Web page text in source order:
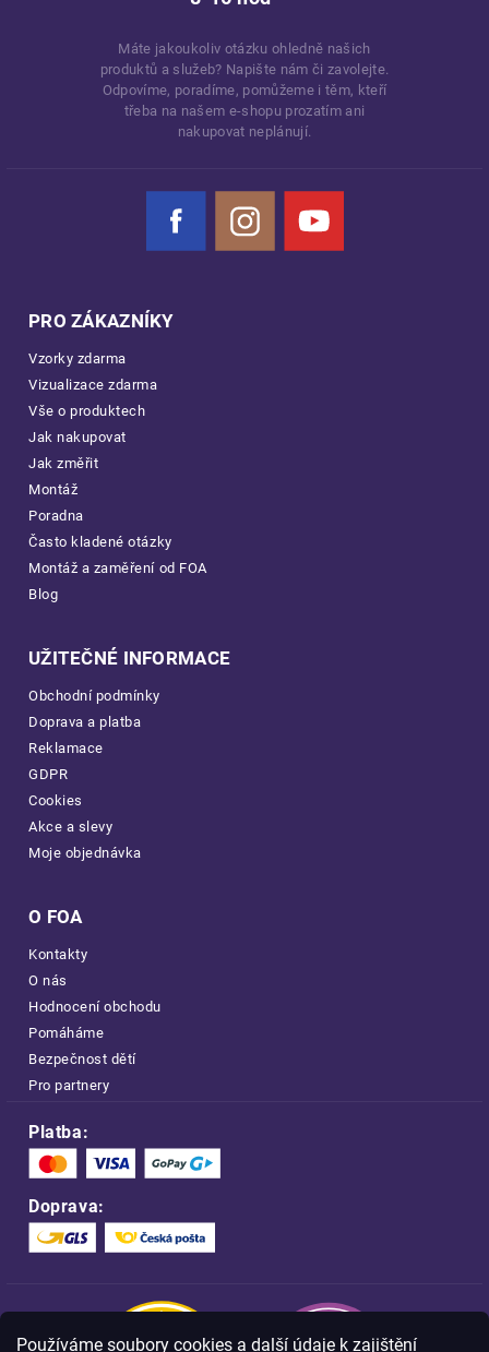
Používáme soubory cookies a další údaje k zajištění
Máte jakoukoliv otázku ohledně našich
produktů a služeb? Napište nám či zavolejte.
Odpovíme, poradíme, pomůžeme i těm, kteří
třeba na našem e-shopu prozatím ani
nakupovat neplánují.
Facebook Instagram YouTube
PRO ZÁKAZNÍKY
Vzorky zdarma
Vizualizace zdarma
Vše o produktech
Jak nakupovat
Jak změřit
Montáž
Poradna
Často kladené otázky
Montáž a zaměření od FOA
Blog
UŽITEČNÉ INFORMACE
Obchodní podmínky
Doprava a platba
Reklamace
GDPR
Cookies
Akce a slevy
Moje objednávka
O FOA
Kontakty
O nás
Hodnocení obchodu
Pomáháme
Bezpečnost dětí
Pro partnery
Platba:
Doprava: